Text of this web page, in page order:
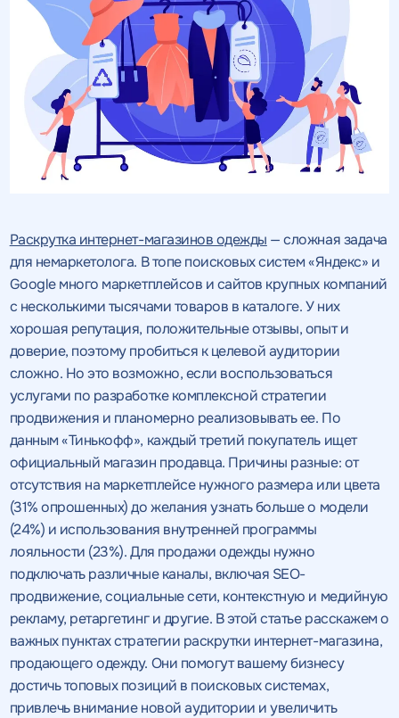
Раскрутка интернет-магазинов одежды — сложная задача
для немаркетолога. В топе поисковых систем «Яндекс» и
Google много маркетплейсов и сайтов крупных компаний
с несколькими тысячами товаров в каталоге. У них
хорошая репутация, положительные отзывы, опыт и
доверие, поэтому пробиться к целевой аудитории
сложно. Но это возможно, если воспользоваться
услугами по разработке комплексной стратегии
продвижения и планомерно реализовывать ее. По
данным «Тинькофф», каждый третий покупатель ищет
официальный магазин продавца. Причины разные: от
отсутствия на маркетплейсе нужного размера или цвета
(31% опрошенных) до желания узнать больше о модели
(24%) и использования внутренней программы
лояльности (23%). Для продажи одежды нужно
подключать различные каналы, включая SEO-
продвижение, социальные сети, контекстную и медийную
рекламу, ретаргетинг и другие. В этой статье расскажем о
важных пунктах стратегии раскрутки интернет-магазина,
продающего одежду. Они помогут вашему бизнесу
достичь топовых позиций в поисковых системах,
привлечь внимание новой аудитории и увеличить